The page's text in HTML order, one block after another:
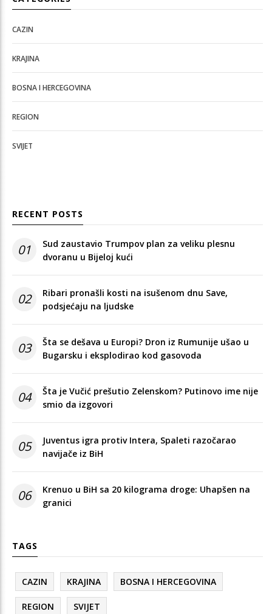
CAZIN
KRAJINA
BOSNA I HERCEGOVINA
REGION
SVIJET
RECENT POSTS
01
Sud zaustavio Trumpov plan za veliku plesnu
dvoranu u Bijeloj kući
02
Ribari pronašli kosti na isušenom dnu Save,
podsjećaju na ljudske
03
Šta se dešava u Europi? Dron iz Rumunije ušao u
Bugarsku i eksplodirao kod gasovoda
04
Šta je Vučić prešutio Zelenskom? Putinovo ime nije
smio da izgovori
05
Juventus igra protiv Intera, Spaleti razočarao
navijače iz BiH
06
Krenuo u BiH sa 20 kilograma droge: Uhapšen na
granici
TAGS
CAZIN KRAJINA BOSNA I HERCEGOVINA
REGION SVIJET